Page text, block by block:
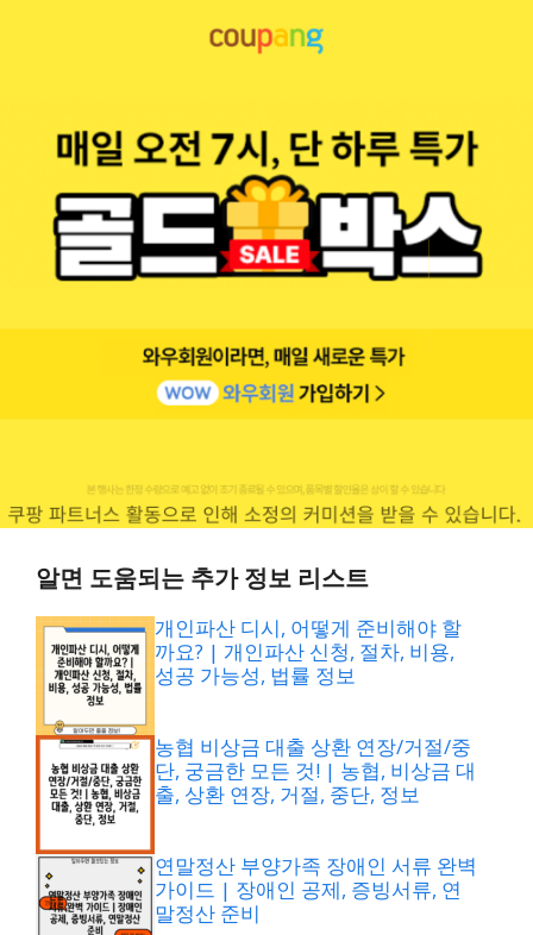
알면 도움되는 추가 정보 리스트
개인파산 디시, 어떻게 준비해야 할
까요? | 개인파산 신청, 절차, 비용,
성공 가능성, 법률 정보
농협 비상금 대출 상환 연장/거절/중
단, 궁금한 모든 것! | 농협, 비상금 대
출, 상환 연장, 거절, 중단, 정보
연말정산 부양가족 장애인 서류 완벽
가이드 | 장애인 공제, 증빙서류, 연
말정산 준비